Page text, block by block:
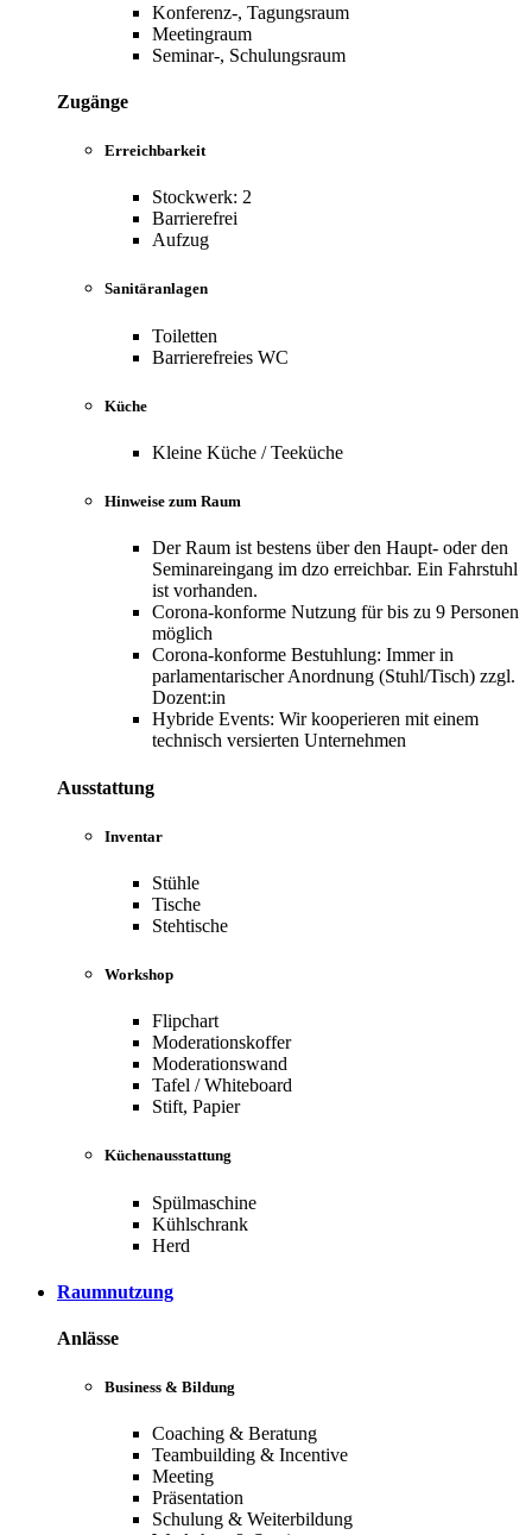
Konferenz-, Tagungsraum
Meetingraum
Seminar-, Schulungsraum
Zugänge
Erreichbarkeit
Stockwerk: 2
Barrierefrei
Aufzug
Sanitäranlagen
Toiletten
Barrierefreies WC
Küche
Kleine Küche / Teeküche
Hinweise zum Raum
Der Raum ist bestens über den Haupt- oder den
Seminareingang im dzo erreichbar. Ein Fahrstuhl
ist vorhanden.
Corona-konforme Nutzung für bis zu 9 Personen
möglich
Corona-konforme Bestuhlung: Immer in
parlamentarischer Anordnung (Stuhl/Tisch) zzgl.
Dozent:in
Hybride Events: Wir kooperieren mit einem
technisch versierten Unternehmen
Ausstattung
Inventar
Stühle
Tische
Stehtische
Workshop
Flipchart
Moderationskoffer
Moderationswand
Tafel / Whiteboard
Stift, Papier
Küchenausstattung
Spülmaschine
Kühlschrank
Herd
Raumnutzung
Anlässe
Business & Bildung
Coaching & Beratung
Teambuilding & Incentive
Meeting
Präsentation
Schulung & Weiterbildung